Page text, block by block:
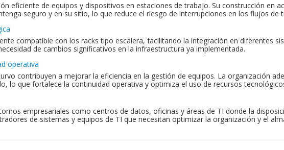
eficiente de equipos y dispositivos en estaciones de trabajo. Su construcción en
seguro y en su sitio, lo que reduce el riesgo de interrupciones en los flujos de
compatible con los racks tipo escalera, facilitando la integración en diferentes
de cambios significativos en la infraestructura ya implementada.
operativa
contribuyen a mejorar la eficiencia en la gestión de equipos. La organización
lo que fortalece la continuidad operativa y optimiza el uso de recursos
empresariales como centros de datos, oficinas y áreas de TI donde la
de sistemas y equipos de TI que necesitan optimizar la organización y el